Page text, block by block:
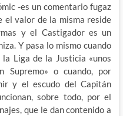
-es un comentario fugaz
el valor de la misma reside
y el Castigador es un
Y pasa lo mismo cuando
Liga de la Justicia «unos
Supremo» o cuando, por
y el escudo del Capitán
sobre todo, por el
que le dan contenido a